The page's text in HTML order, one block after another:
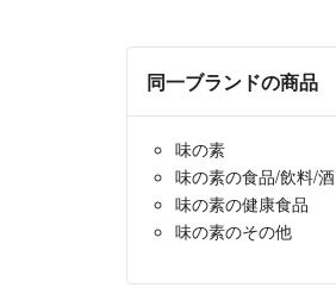
同一ブランドの商品
味の素
味の素の食品/飲料/酒
味の素の健康食品
味の素のその他